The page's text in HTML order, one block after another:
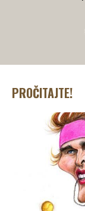
PROČITAJTE!